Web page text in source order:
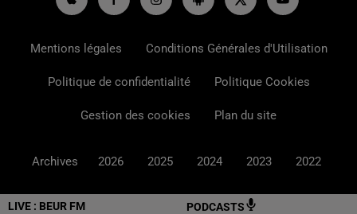
LIVE : BEUR FM PODCASTS
Mentions légales Conditions Générales d'Utilisation
Politique de confidentialité Politique Cookies
Gestion des cookies Plan du site
Archives 2026 2025 2024 2023 2022